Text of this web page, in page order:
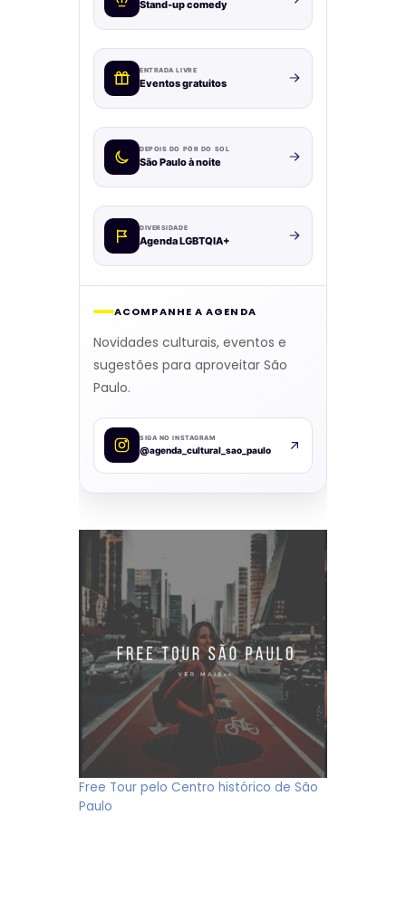
Stand-up comedy
ENTRADA LIVRE
Eventos gratuitos
DEPOIS DO PÔR DO SOL
São Paulo à noite
DIVERSIDADE
Agenda LGBTQIA+
ACOMPANHE A AGENDA
Novidades culturais, eventos e
sugestões para aproveitar São
Paulo.
SIGA NO INSTAGRAM
@agenda_cultural_sao_paulo
Free Tour pelo Centro histórico de São
Paulo